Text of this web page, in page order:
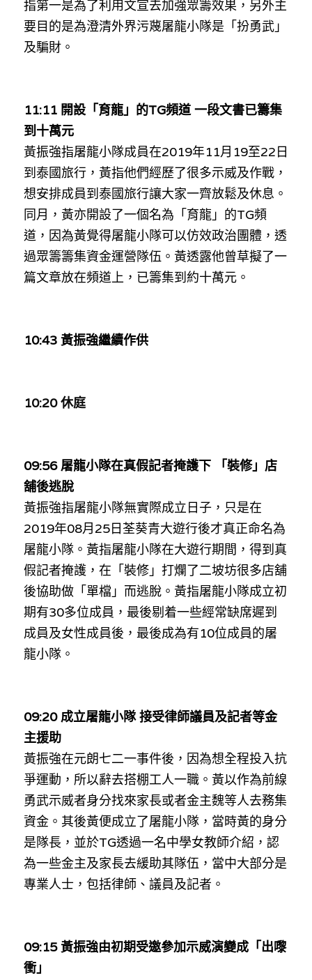
指第一是為了利用文宣去加強眾籌效果，另外主
要目的是為澄清外界污蔑屠龍小隊是「扮勇武」
及騙財。
11:11 開設「育龍」的TG頻道 一段文書已籌集
到十萬元
黃振強指屠龍小隊成員在2019年11月19至22日
到泰國旅行，黃指他們經歷了很多示威及作戰，
想安排成員到泰國旅行讓大家一齊放鬆及休息。
同月，黃亦開設了一個名為「育龍」的TG頻
道，因為黃覺得屠龍小隊可以仿效政治團體，透
過眾籌籌集資金運營隊伍。黃透露他曾草擬了一
篇文章放在頻道上，已籌集到約十萬元。
10:43 黃振強繼續作供
10:20 休庭
09:56 屠龍小隊在真假記者掩護下 「裝修」店
舖後逃脫
黃振強指屠龍小隊無實際成立日子，只是在
2019年08月25日荃葵青大遊行後才真正命名為
屠龍小隊。黃指屠龍小隊在大遊行期間，得到真
假記者掩護，在「裝修」打爛了二坡坊很多店舖
後協助做「單檔」而逃脫。黃指屠龍小隊成立初
期有30多位成員，最後剔着一些經常缺席遲到
成員及女性成員後，最後成為有10位成員的屠
龍小隊。
09:20 成立屠龍小隊 接受律師議員及記者等金
主援助
黃振強在元朗七二一事件後，因為想全程投入抗
爭運動，所以辭去搭棚工人一職。黃以作為前線
勇武示威者身分找來家長或者金主魏等人去務集
資金。其後黃便成立了屠龍小隊，當時黃的身分
是隊長，並於TG透過一名中學女教師介紹，認
為一些金主及家長去緩助其隊伍，當中大部分是
專業人士，包括律師、議員及記者。
09:15 黃振強由初期受邀參加示威演變成「出嚟
衝」